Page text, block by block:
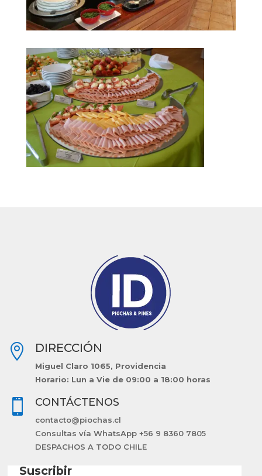
 DIRECCIÓN
Miguel Claro 1065, Providencia
Horario: Lun a Vie de 09:00 a 18:00 horas
 CONTÁCTENOS
contacto@piochas.cl
Consultas vía WhatsApp +56 9 8360 7805
DESPACHOS A TODO CHILE
Suscribir